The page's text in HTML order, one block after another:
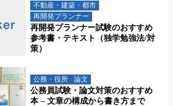
不動産・建築・都市
再開発プランナー
再開発プランナー試験のおすすめ
参考書・テキスト（独学勉強法/対
策）
公務・役所 論文
公務員試験・論文対策のおすすめ
本 – 文章の構成から書き方まで